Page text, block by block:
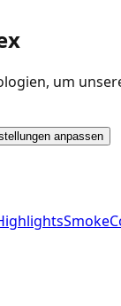
um
anpassen